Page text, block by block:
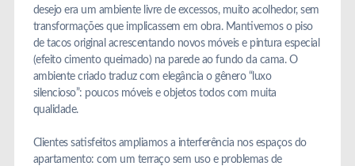
desejo era um ambiente livre de excessos, muito acolhedor, sem
transformações que implicassem em obra. Mantivemos o piso
de tacos original acrescentando novos móveis e pintura especial
(efeito cimento queimado) na parede ao fundo da cama. O
ambiente criado traduz com elegância o gênero “luxo
silencioso”: poucos móveis e objetos todos com muita
qualidade.
Clientes satisfeitos ampliamos a interferência nos espaços do
apartamento: com um terraço sem uso e problemas de